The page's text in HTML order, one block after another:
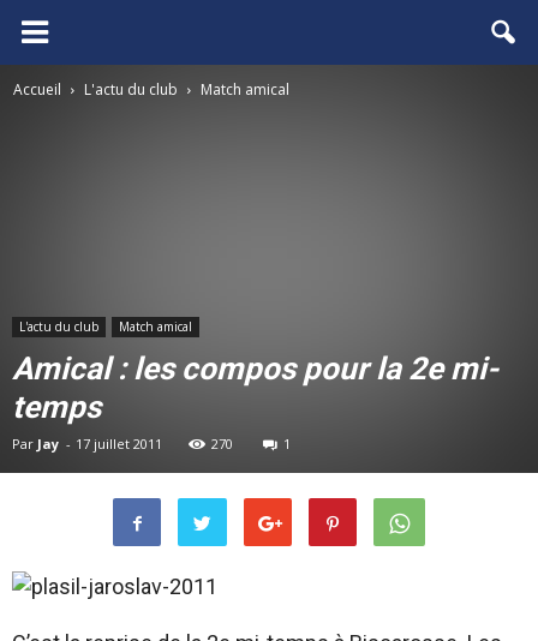
FCGB.net
Accueil L'actu du club Match amical
L'actu du club Match amical
Amical : les compos pour la 2e mi-
temps
Par Jay - 17 juillet 2011 270 1